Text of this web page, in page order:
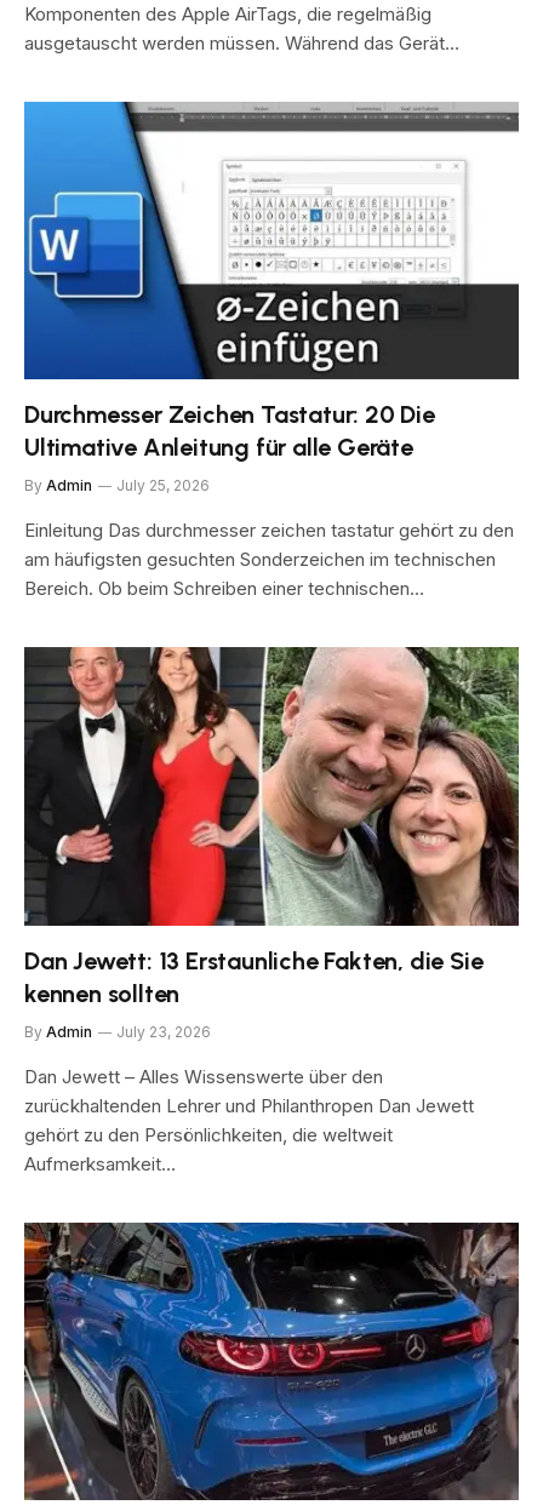
Komponenten des Apple AirTags, die regelmäßig
ausgetauscht werden müssen. Während das Gerät…
Durchmesser Zeichen Tastatur: 20 Die
Ultimative Anleitung für alle Geräte
By Admin July 25, 2026
Einleitung Das durchmesser zeichen tastatur gehört zu den
am häufigsten gesuchten Sonderzeichen im technischen
Bereich. Ob beim Schreiben einer technischen…
Dan Jewett: 13 Erstaunliche Fakten, die Sie
kennen sollten
By Admin July 23, 2026
Dan Jewett – Alles Wissenswerte über den
zurückhaltenden Lehrer und Philanthropen Dan Jewett
gehört zu den Persönlichkeiten, die weltweit
Aufmerksamkeit…